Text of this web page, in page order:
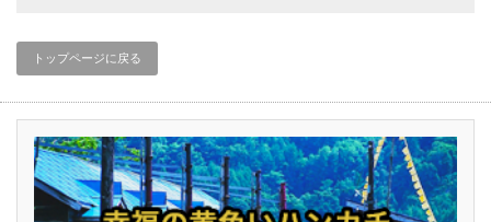
トップページに戻る